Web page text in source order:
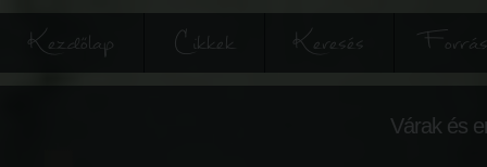
Kezdőlap Cikkek Keresés
Várak és